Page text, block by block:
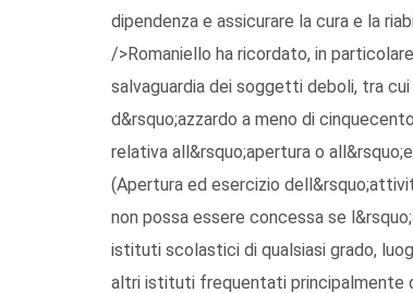
dipendenza e assicurare la cura e la
/>Romaniello ha ricordato, in
salvaguardia dei soggetti deboli, tra
d&rsquo;azzardo a meno di
relativa all&rsquo;apertura o
(Apertura ed esercizio
non possa essere concessa se
istituti scolastici di qualsiasi grado,
altri istituti frequentati principalmente